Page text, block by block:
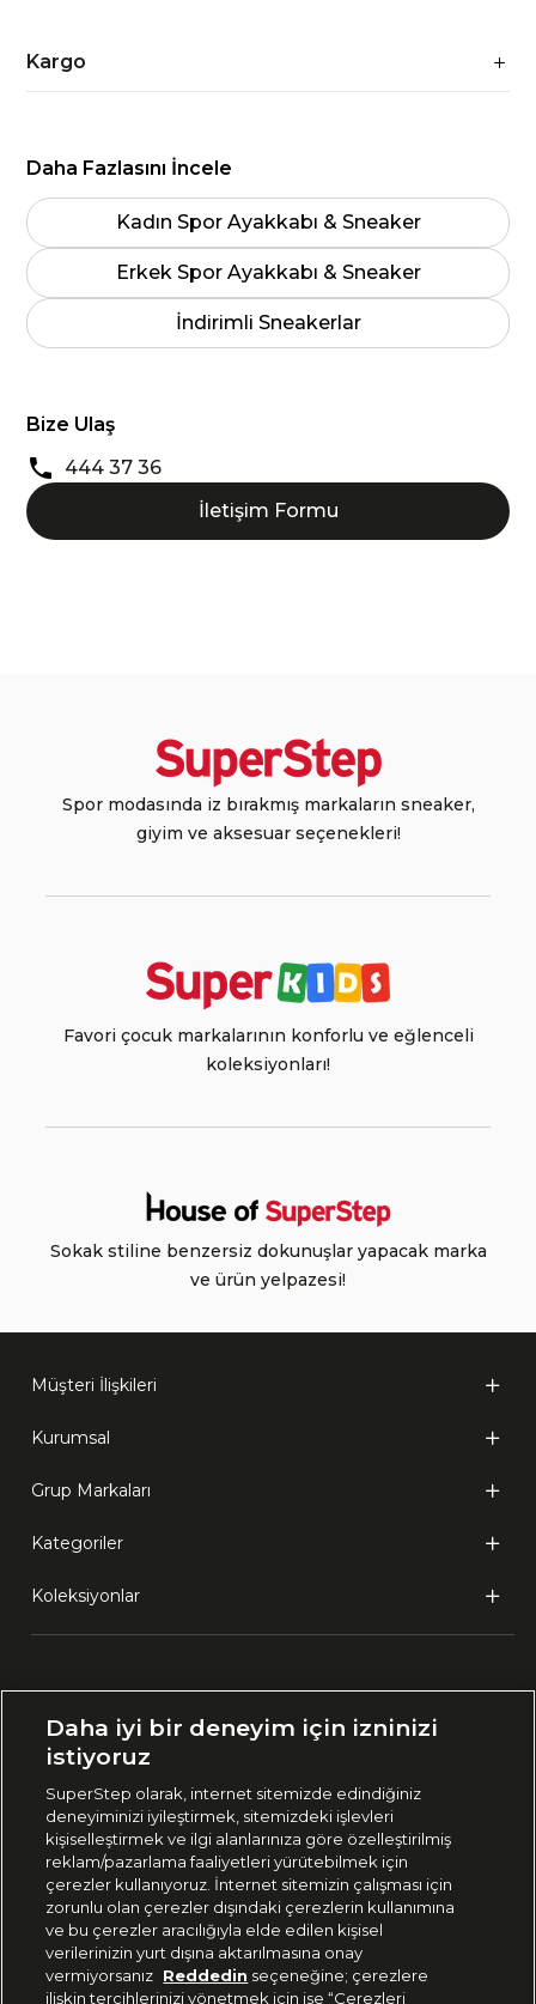
Kargo
Daha Fazlasını İncele
Kadın Spor Ayakkabı & Sneaker
Erkek Spor Ayakkabı & Sneaker
İndirimli Sneakerlar
Bize Ulaş
444 37 36
İletişim Formu
Spor modasında iz bırakmış markaların sneaker,
giyim ve aksesuar seçenekleri!
Favori çocuk markalarının konforlu ve eğlenceli
koleksiyonları!
Sokak stiline benzersiz dokunuşlar yapacak marka
ve ürün yelpazesi!
Müşteri İlişkileri
Kurumsal
Grup Markaları
Kategoriler
Koleksiyonlar
🇹🇷 Türkiye
444 37 36
Uygulamadan Takip Edin
Daha iyi bir deneyim için izninizi
istiyoruz
SuperStep olarak, internet sitemizde edindiğiniz
deneyiminizi iyileştirmek, sitemizdeki işlevleri
kişiselleştirmek ve ilgi alanlarınıza göre özelleştirilmiş
reklam/pazarlama faaliyetleri yürütebilmek için
çerezler kullanıyoruz. İnternet sitemizin çalışması için
zorunlu olan çerezler dışındaki çerezlerin kullanımına
ve bu çerezler aracılığıyla elde edilen kişisel
verilerinizin yurt dışına aktarılmasına onay
vermiyorsanız Reddedin seçeneğine; çerezlere
ilişkin tercihlerinizi yönetmek için ise “Çerezleri